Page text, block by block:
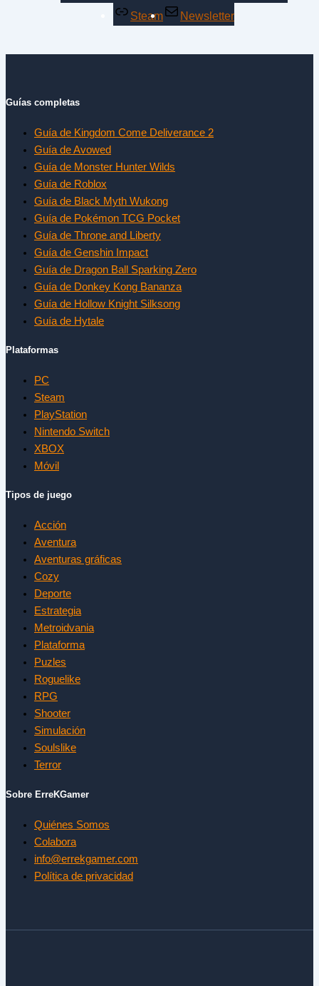
Steam
Newsletter
Guías completas
Guía de Kingdom Come Deliverance 2
Guía de Avowed
Guía de Monster Hunter Wilds
Guía de Roblox
Guía de Black Myth Wukong
Guía de Pokémon TCG Pocket
Guía de Throne and Liberty
Guía de Genshin Impact
Guía de Dragon Ball Sparking Zero
Guía de Donkey Kong Bananza
Guía de Hollow Knight Silksong
Guía de Hytale
Plataformas
PC
Steam
PlayStation
Nintendo Switch
XBOX
Móvil
Tipos de juego
Acción
Aventura
Aventuras gráficas
Cozy
Deporte
Estrategia
Metroidvania
Plataforma
Puzles
Roguelike
RPG
Shooter
Simulación
Soulslike
Terror
Sobre ErreKGamer
Quiénes Somos
Colabora
info@errekgamer.com
Política de privacidad